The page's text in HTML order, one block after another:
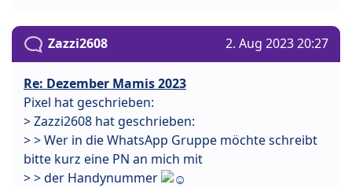
Zazzi2608 2. Aug 2023 20:27
Re: Dezember Mamis 2023
Pixel hat geschrieben:
> Zazzi2608 hat geschrieben:
> > Wer in die WhatsApp Gruppe möchte schreibt
bitte kurz eine PN an mich mit
> > der Handynummer